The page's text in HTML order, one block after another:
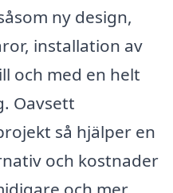
ny design,
installation av
och med en helt
Oavsett
så hjälper en
och kostnader